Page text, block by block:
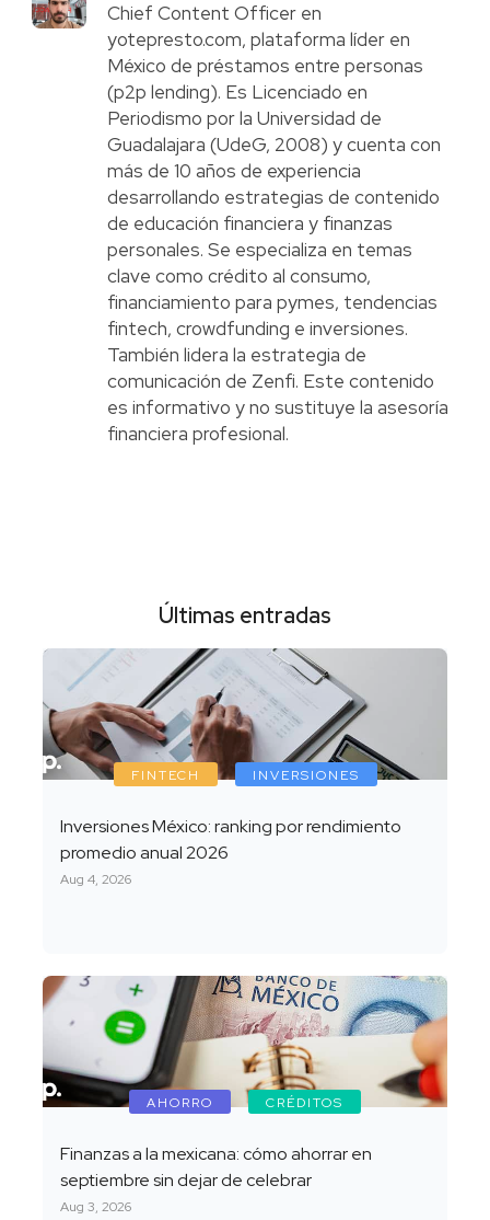
Chief Content Officer en
yotepresto.com, plataforma líder en
México de préstamos entre personas
(p2p lending). Es Licenciado en
Periodismo por la Universidad de
Guadalajara (UdeG, 2008) y cuenta con
más de 10 años de experiencia
desarrollando estrategias de contenido
de educación financiera y finanzas
personales. Se especializa en temas
clave como crédito al consumo,
financiamiento para pymes, tendencias
fintech, crowdfunding e inversiones.
También lidera la estrategia de
comunicación de Zenfi. Este contenido
es informativo y no sustituye la asesoría
financiera profesional.
Últimas entradas
FINTECH INVERSIONES
Inversiones México: ranking por rendimiento
promedio anual 2026
Aug 4, 2026
AHORRO CRÉDITOS
Finanzas a la mexicana: cómo ahorrar en
septiembre sin dejar de celebrar
Aug 3, 2026